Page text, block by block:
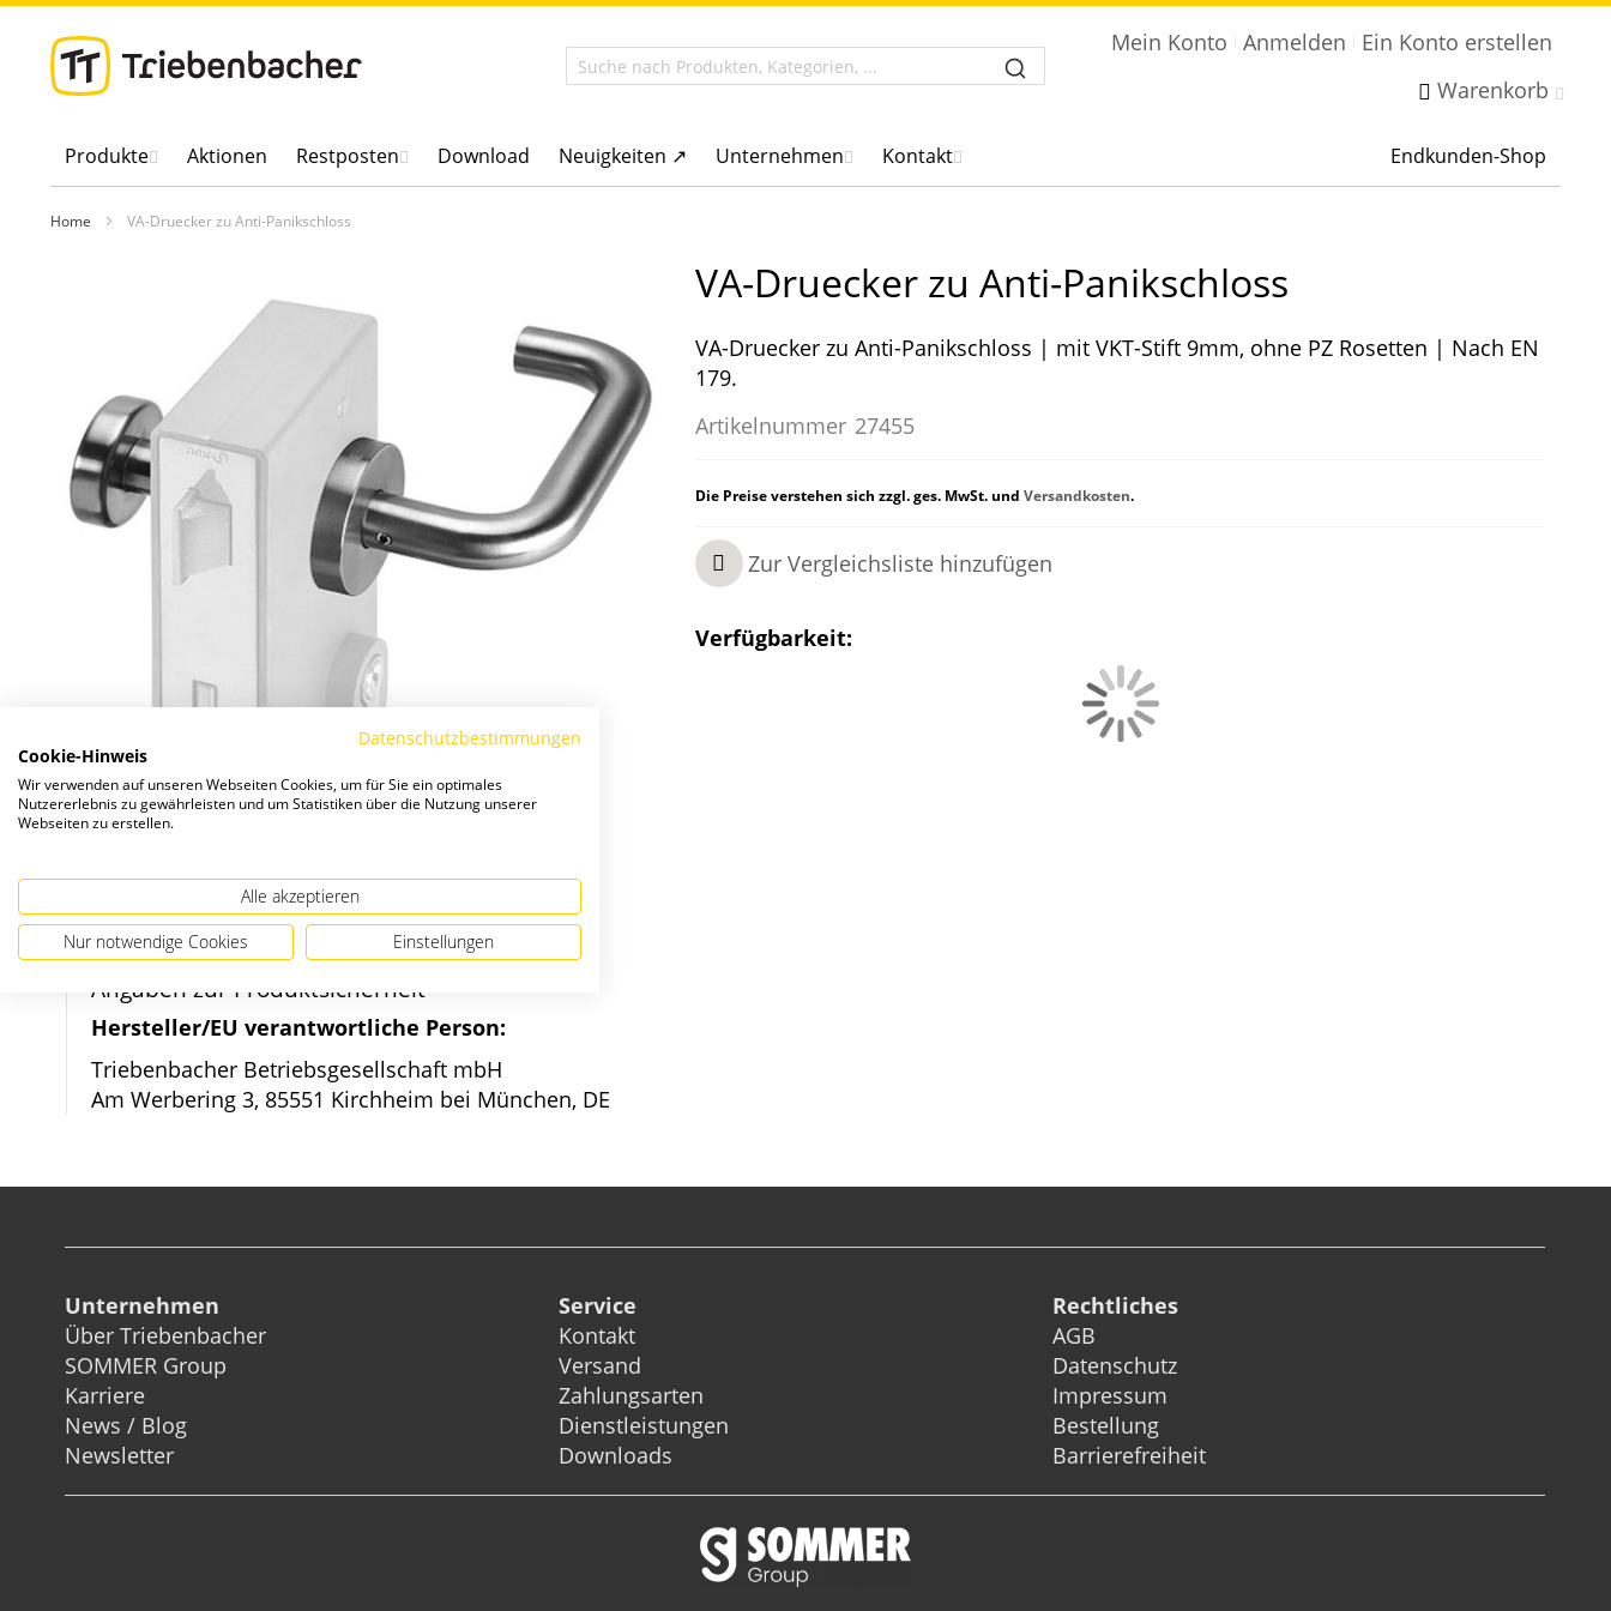
Direkt
zum
Mein Konto Anmelden
Ein Konto erstellen
Warenkorb
Produkte Aktionen Restposten Download Neuigkeiten ↗ Unternehmen Kontakt Endkunden-Shop
Home VA-Druecker zu Anti-Panikschloss
springen
Anfang
der
springen
VA-Druecker zu Anti-Panikschloss
VA-Druecker zu Anti-Panikschloss | mit VKT-Stift 9mm, ohne PZ Rosetten | Nach EN
179.
Artikelnummer 27455
Die Preise verstehen sich zzgl. ges. MwSt. und Versandkosten.
Zur Vergleichsliste hinzufügen
Verfügbarkeit:
Angaben zur Produktsicherheit
Hersteller/EU verantwortliche Person:
Triebenbacher Betriebsgesellschaft mbH
Am Werbering 3, 85551 Kirchheim bei München, DE
Unternehmen
Über Triebenbacher
SOMMER Group
Karriere
News / Blog
Newsletter
Service
Kontakt
Versand
Zahlungsarten
Dienstleistungen
Downloads
Rechtliches
AGB
Datenschutz
Impressum
Bestellung
Barrierefreiheit
Datenschutzbestimmungen
Cookie-Hinweis
Wir verwenden auf unseren Webseiten Cookies, um für Sie ein optimales
Nutzererlebnis zu gewährleisten und um Statistiken über die Nutzung unserer
Webseiten zu erstellen.
Alle akzeptieren
Nur notwendige Cookies Einstellungen